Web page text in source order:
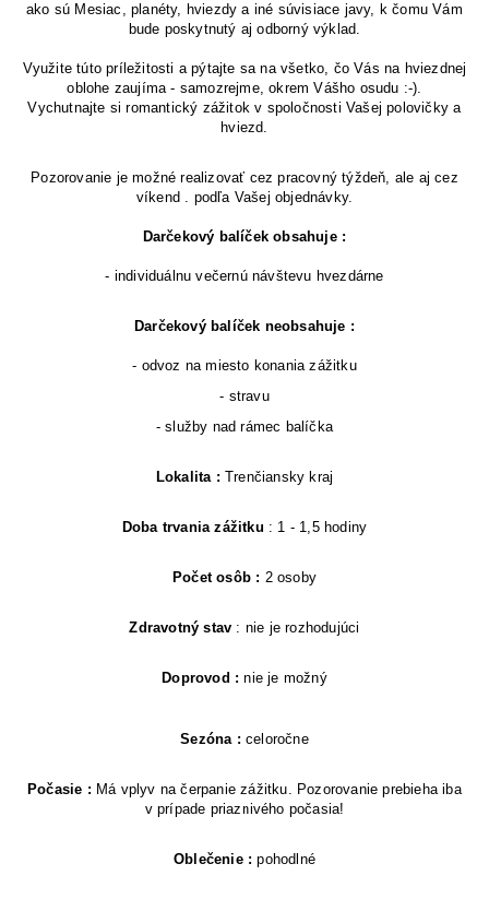
ako sú Mesiac, planéty, hviezdy a iné súvisiace javy, k čomu Vám
bude poskytnutý aj odborný výklad.
Využite túto príležitosti a pýtajte sa na všetko, čo Vás na hviezdnej
oblohe zaujíma - samozrejme, okrem Vášho osudu :-).
Vychutnajte si romantický zážitok v spoločnosti Vašej polovičky a
hviezd.
Pozorovanie je možné realizovať cez pracovný týždeň, ale aj cez
víkend . podľa Vašej objednávky.
Darčekový balíček obsahuje :
- individuálnu večernú návštevu hvezdárne
Darčekový balíček neobsahuje :
- odvoz na miesto konania zážitku
- stravu
- služby nad rámec balíčka
Lokalita : Trenčiansky kraj
Doba trvania zážitku : 1 - 1,5 hodiny
Počet osôb : 2 osoby
Zdravotný stav : nie je rozhodujúci
Doprovod : nie je možný
Sezóna : celoročne
Počasie : Má vplyv na čerpanie zážitku. Pozorovanie prebieha iba
v prípade priaznivého počasia!
Oblečenie : pohodlné